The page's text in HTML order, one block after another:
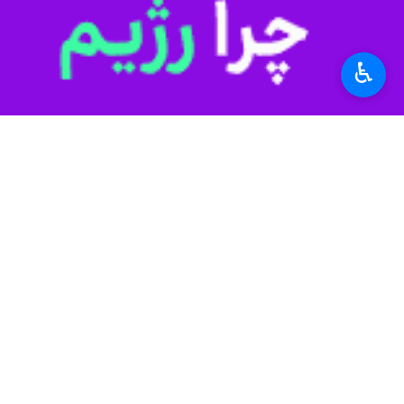
کشف بیش از ۳۶۵ کیلوگرم شیشه و تریاک در مرزهای جنوب شرق
تهران - ایرنا - فرمانده مرزبانی فراجا از کشف ۳۶۵
♿︎